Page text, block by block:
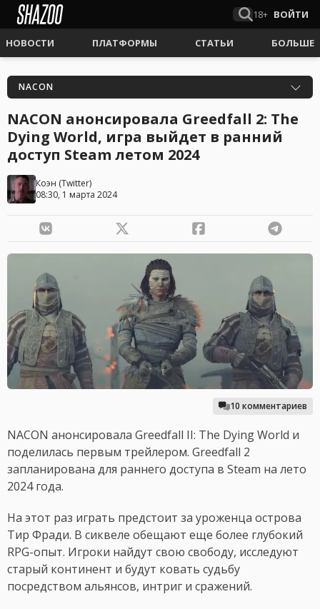
18+ ВОЙТИ
НОВОСТИ ПЛАТФОРМЫ СТАТЬИ БОЛЬШЕ
NACON
NACON анонсировала Greedfall 2: The
Dying World, игра выйдет в ранний
доступ Steam летом 2024
Коэн (Twitter)
08:30, 1 марта 2024
10 комментариев
NACON анонсировала Greedfall II: The Dying World и
поделилась первым трейлером. Greedfall 2
запланирована для раннего доступа в Steam на лето
2024 года.
На этот раз играть предстоит за уроженца острова
Тир Фради. В сиквеле обещают еще более глубокий
RPG-опыт. Игроки найдут свою свободу, исследуют
старый континент и будут ковать судьбу
посредством альянсов, интриг и сражений.